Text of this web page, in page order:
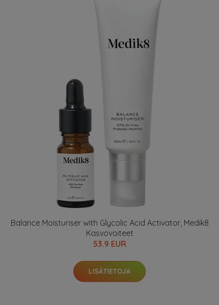
Balance Moisturiser with Glycolic Acid Activator, Medik8
Kasvovoiteet
53.9 EUR
LISÄTIETOJA